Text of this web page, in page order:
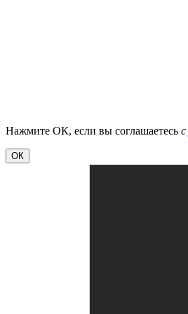
Нажмите ОК, если вы соглашаетесь с
ОК